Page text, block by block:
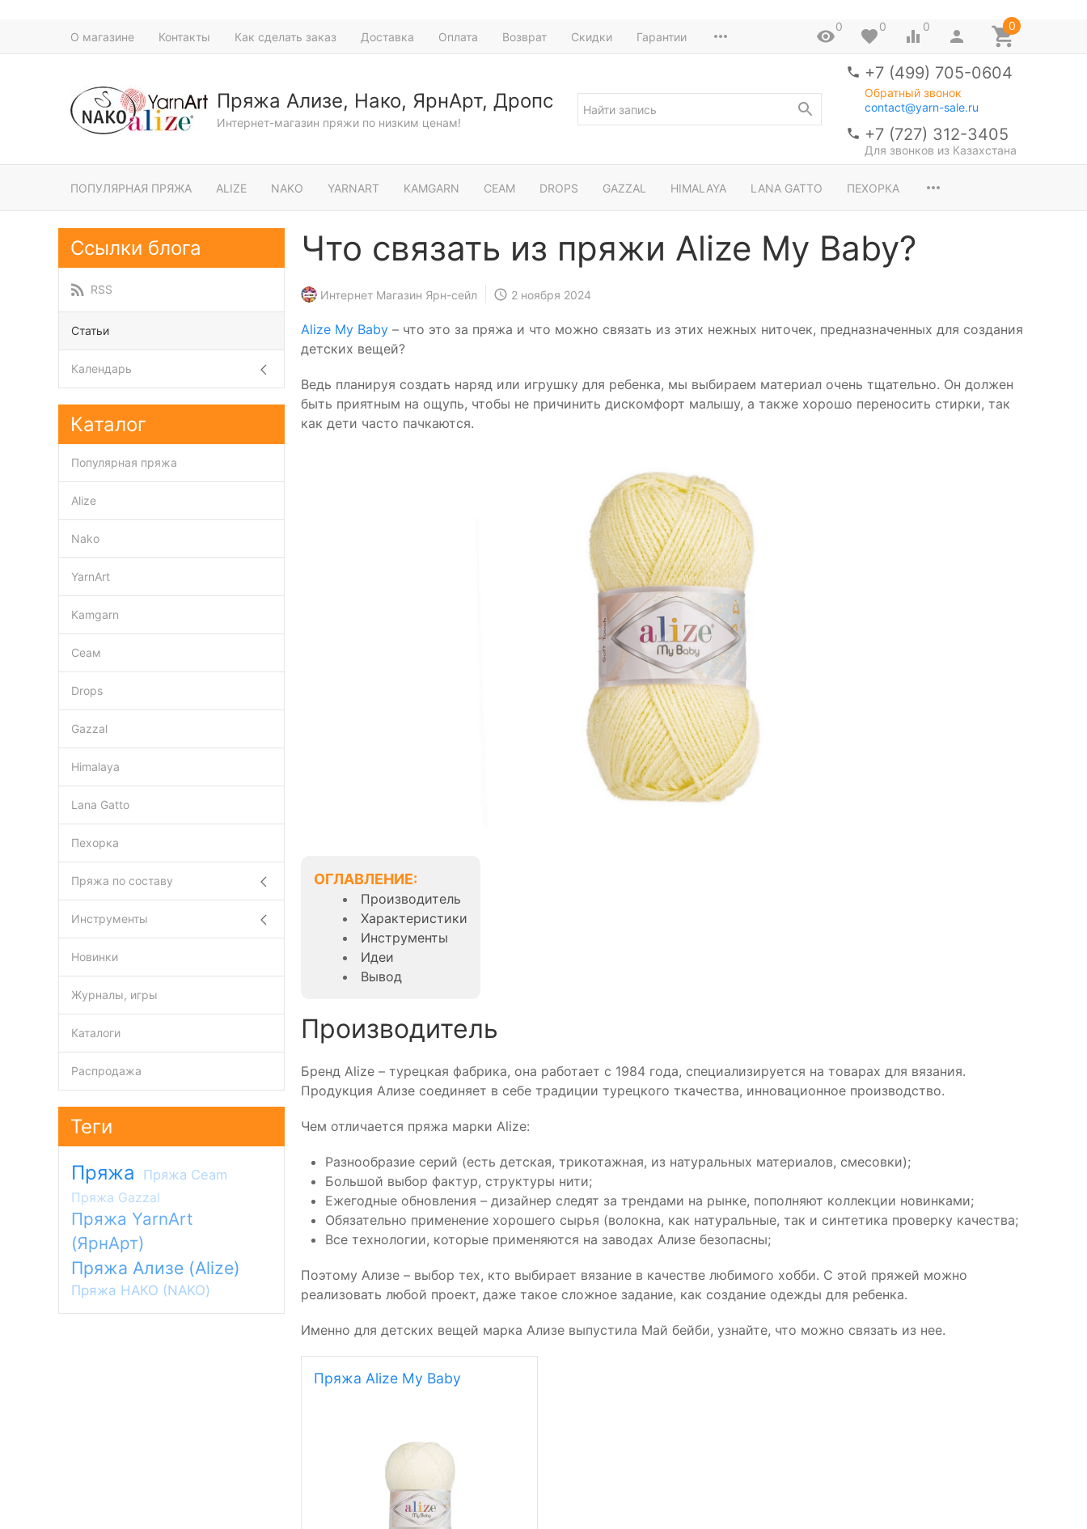
О магазине Контакты Как сделать заказ Доставка Оплата Возврат Скидки Гарантии
0 0 0 0
Пряжа Ализе, Нако, ЯрнАрт, Дропс
Интернет-магазин пряжи по низким ценам!
+7 (499) 705-0604
Обратный звонок
contact@yarn-sale.ru
+7 (727) 312-3405
Для звонков из Казахстана
ПОПУЛЯРНАЯ ПРЯЖА ALIZE NAKO YARNART KAMGARN СЕАМ DROPS GAZZAL HIMALAYA LANA GATTO ПЕХОРКА
Что связать из пряжи Alize My Baby?
Интернет Магазин Ярн-сейл 2 ноября 2024
Alize My Baby – что это за пряжа и что можно связать из этих нежных ниточек, предназначенных для создания
детских вещей?
Ведь планируя создать наряд или игрушку для ребенка, мы выбираем материал очень тщательно. Он должен
быть приятным на ощупь, чтобы не причинить дискомфорт малышу, а также хорошо переносить стирки, так
как дети часто пачкаются.
ОГЛАВЛЕНИЕ:
Производитель
Характеристики
Инструменты
Идеи
Вывод
Производитель
Бренд Alize – турецкая фабрика, она работает с 1984 года, специализируется на товарах для вязания.
Продукция Ализе соединяет в себе традиции турецкого ткачества, инновационное производство.
Чем отличается пряжа марки Alize:
Разнообразие серий (есть детская, трикотажная, из натуральных материалов, смесовки);
Большой выбор фактур, структуры нити;
Ежегодные обновления – дизайнер следят за трендами на рынке, пополняют коллекции новинками;
Обязательно применение хорошего сырья (волокна, как натуральные, так и синтетика проверку качества;
Все технологии, которые применяются на заводах Ализе безопасны;
Поэтому Ализе – выбор тех, кто выбирает вязание в качестве любимого хобби. С этой пряжей можно
реализовать любой проект, даже такое сложное задание, как создание одежды для ребенка.
Именно для детских вещей марка Ализе выпустила Май бейби, узнайте, что можно связать из нее.
Пряжа Alize My Baby
Ссылки блога
RSS
Статьи
Календарь
Каталог
Популярная пряжа
Alize
Nako
YarnArt
Kamgarn
Сеам
Drops
Gazzal
Himalaya
Lana Gatto
Пехорка
Пряжа по составу
Инструменты
Новинки
Журналы, игры
Каталоги
Распродажа
Теги
Пряжа
Пряжа Ceam
Пряжа Gazzal
Пряжа YarnArt
(ЯрнАрт)
Пряжа Ализе (Alize)
Пряжа НАКО (NAKO)